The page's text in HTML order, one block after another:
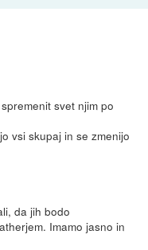
svet njim po
vsi skupaj in se zmenijo
da jih bodo
Imamo jasno in